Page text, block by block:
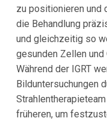
zu positionieren und
die Behandlung
und gleichzeitig so
gesunden Zellen und
Während der IGRT
Bilduntersuchungen
früheren, um